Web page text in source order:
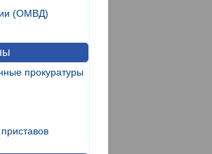
(ОМВД)
прокуратуры